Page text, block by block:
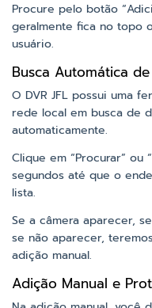
Procure pelo botão
geralmente fica no topo
usuário.
Busca Automática
O DVR JFL possui uma
rede local em busca de
automaticamente.
Clique em “Procurar” ou
segundos até que o
lista.
Se a câmera aparecer,
se não aparecer,
adição manual.
Adição Manual e